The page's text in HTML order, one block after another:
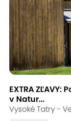
EXTRA
v Natur...
Vysoké Tatry -